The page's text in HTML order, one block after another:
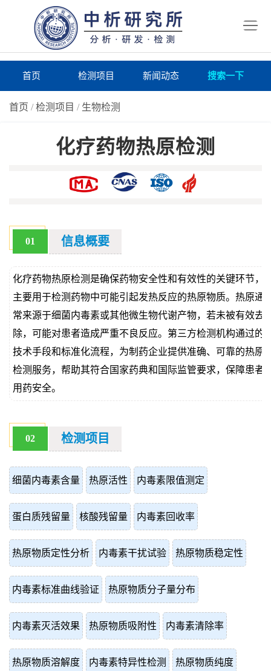
首页 检测项目 新闻动态 搜索一下
首页 /检测项目 / 生物检测
化疗药物热原检测
01 信息概要
化疗药物热原检测是确保药物安全性和有效性的关键环节，
主要用于检测药物中可能引起发热反应的热原物质。热原通
常来源于细菌内毒素或其他微生物代谢产物，若未被有效去
除，可能对患者造成严重不良反应。第三方检测机构通过的
技术手段和标准化流程，为制药企业提供准确、可靠的热原
检测服务，帮助其符合国家药典和国际监管要求，保障患者
用药安全。
02 检测项目
细菌内毒素含量 热原活性 内毒素限值测定
蛋白质残留量 核酸残留量 内毒素回收率
热原物质定性分析 内毒素干扰试验 热原物质稳定性
内毒素标准曲线验证 热原物质分子量分布
内毒素灭活效果 热原物质吸附性 内毒素清除率
热原物质溶解度 内毒素特异性检测 热原物质纯度
价
真
伪
查
询